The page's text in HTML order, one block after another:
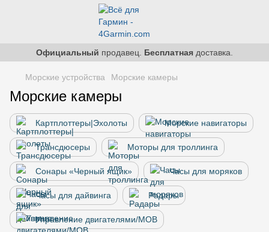
Официальный продавец. Бесплатная доставка.
Морские устройства Морские камеры
Морские камеры
Картплоттеры|Эхолоты Морские навигаторы
Трансдюсеры Моторы для троллинга
Сонары «Черный ящик» Часы для моряков
Часы для дайвинга Радары
Управление двигателями/MOB